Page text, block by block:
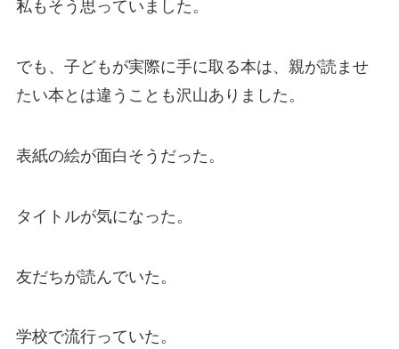
私もそう思っていました。
でも、子どもが実際に手に取る本は、親が読ませ
たい本とは違うことも沢山ありました。
表紙の絵が面白そうだった。
タイトルが気になった。
友だちが読んでいた。
学校で流行っていた。